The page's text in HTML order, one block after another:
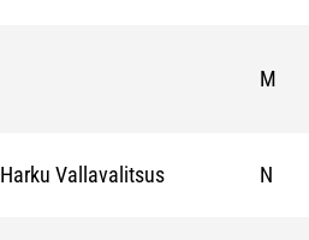
M
Harku Vallavalitsus N